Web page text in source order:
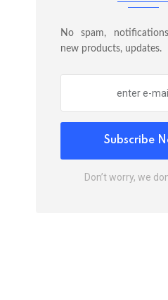
No spam,
new products, updates.
Subscribe
Don’t worry, we